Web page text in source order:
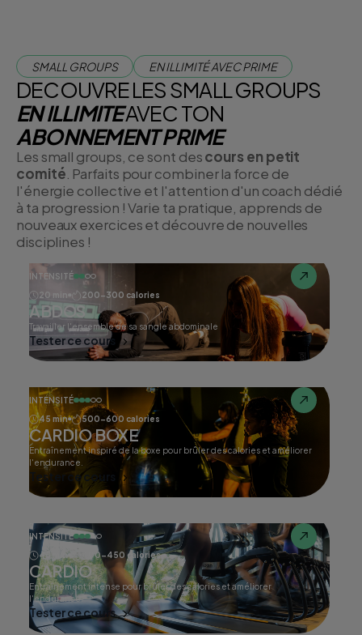
SMALL GROUPS EN ILLIMITÉ AVEC PRIME
DECOUVRE LES SMALL GROUPS
EN ILLIMITEAVEC TON
ABONNEMENT PRIME
Les small groups, ce sont descours en petit
comité . Parfaits pour combiner la force de
l'énergie collective et l'attention d'un coach dédié
à ta progression ! Varie ta pratique, apprends de
nouveaux exercices et découvre de nouvelles
disciplines !
INTENSITÉ
20 min
200-300 calories
ABDOS
Travailler l'ensemble de sa sangle abdominale
Tester ce cours
INTENSITÉ
45 min
500-600 calories
CARDIO BOXE
Entraînement inspiré de la boxe pour brûler des calories et améliorer
l'endurance.
Tester ce cours
INTENSITÉ
45 min
400-450 calories
CARDIO
Entraînement intense pour brûler des calories et améliorer
l'endurance.
Tester ce cours